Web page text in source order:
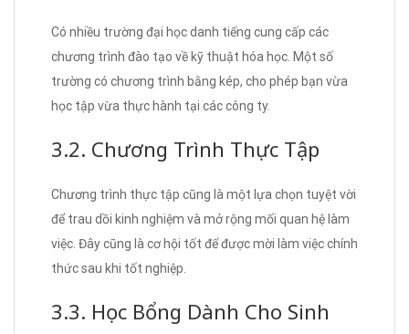
Có nhiều trường đại học danh tiếng cung cấp các
chương trình đào tạo về kỹ thuật hóa học. Một số
trường có chương trình bằng kép, cho phép bạn vừa
học tập vừa thực hành tại các công ty.
3.2. Chương Trình Thực Tập
Chương trình thực tập cũng là một lựa chọn tuyệt vời
để trau dồi kinh nghiệm và mở rộng mối quan hệ làm
việc. Đây cũng là cơ hội tốt để được mời làm việc chính
thức sau khi tốt nghiệp.
3.3. Học Bổng Dành Cho Sinh